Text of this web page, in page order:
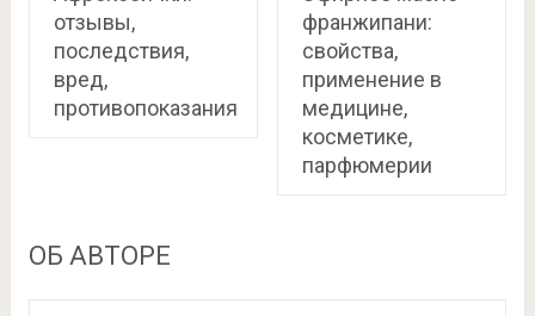
отзывы,
последствия,
вред,
противопоказания
франжипани:
свойства,
применение в
медицине,
косметике,
парфюмерии
ОБ АВТОРЕ